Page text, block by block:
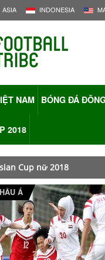
ASIA INDONESIA
NAM BÓNG ĐÁ
2018
Cup nữ 2018
Á